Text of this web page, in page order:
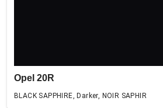
Opel 20R
BLACK SAPPHIRE, Darker, NOIR SAPHIR